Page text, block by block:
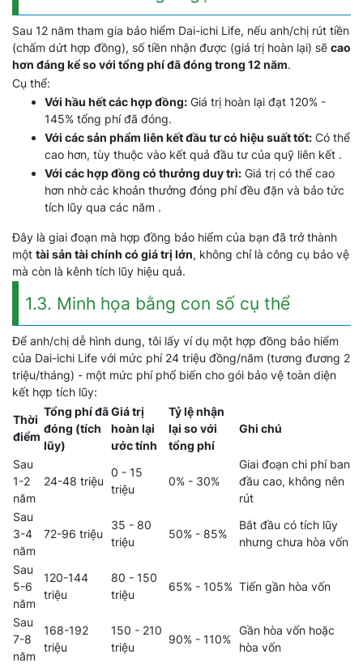
Sau 12 năm tham gia bảo hiểm Dai-ichi Life, nếu anh/chị rút tiền
(chấm dứt hợp đồng), số tiền nhận được (giá trị hoàn lại) sẽ cao
hơn đáng kể so với tổng phí đã đóng trong 12 năm.
Cụ thể:
Với hầu hết các hợp đồng: Giá trị hoàn lại đạt 120% -
145% tổng phí đã đóng.
Với các sản phẩm liên kết đầu tư có hiệu suất tốt: Có thể
cao hơn, tùy thuộc vào kết quả đầu tư của quỹ liên kết .
Với các hợp đồng có thưởng duy trì: Giá trị có thể cao
hơn nhờ các khoản thưởng đóng phí đều đặn và bảo tức
tích lũy qua các năm .
Đây là giai đoạn mà hợp đồng bảo hiểm của bạn đã trở thành
một tài sản tài chính có giá trị lớn, không chỉ là công cụ bảo vệ
mà còn là kênh tích lũy hiệu quả.
1.3. Minh họa bằng con số cụ thể
Để anh/chị dễ hình dung, tôi lấy ví dụ một hợp đồng bảo hiểm
của Dai-ichi Life với mức phí 24 triệu đồng/năm (tương đương 2
triệu/tháng) - một mức phí phổ biến cho gói bảo vệ toàn diện
kết hợp tích lũy:
Thời
điểm
Tổng phí đã
đóng (tích
lũy)
Giá trị
hoàn lại
ước tính
Tỷ lệ nhận
lại so với
tổng phí
Ghi chú
Sau
1-2
năm
24-48 triệu
0 - 15
triệu
0% - 30%
Giai đoạn chi phí ban
đầu cao, không nên
rút
Sau
3-4
năm
72-96 triệu
35 - 80
triệu
50% - 85%
Bắt đầu có tích lũy
nhưng chưa hòa vốn
Sau
5-6
năm
120-144
triệu
80 - 150
triệu
65% - 105% Tiến gần hòa vốn
Sau
7-8
năm
168-192
triệu
150 - 210
triệu
90% - 110%
Gần hòa vốn hoặc
hòa vốn